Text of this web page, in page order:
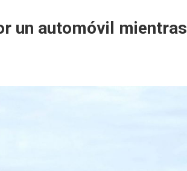
un automóvil mientras